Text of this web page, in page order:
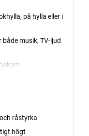
på hylla eller i
musik, TV-ljud
råstyrka
högt